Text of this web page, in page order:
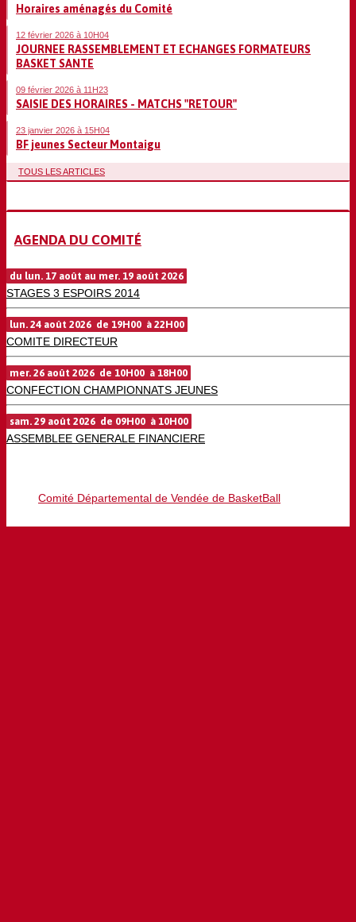
Horaires aménagés du Comité
12 février 2026 à 10H04
JOURNEE RASSEMBLEMENT ET ECHANGES FORMATEURS
BASKET SANTE
09 février 2026 à 11H23
SAISIE DES HORAIRES - MATCHS "RETOUR"
23 janvier 2026 à 15H04
BF jeunes Secteur Montaigu
TOUS LES ARTICLES
AGENDA DU COMITÉ
du lun. 17 août au mer. 19 août 2026
STAGES 3 ESPOIRS 2014
lun. 24 août 2026 de 19H00 à 22H00
COMITE DIRECTEUR
mer. 26 août 2026 de 10H00 à 18H00
CONFECTION CHAMPIONNATS JEUNES
sam. 29 août 2026 de 09H00 à 10H00
ASSEMBLEE GENERALE FINANCIERE
Comité Départemental de Vendée de BasketBall